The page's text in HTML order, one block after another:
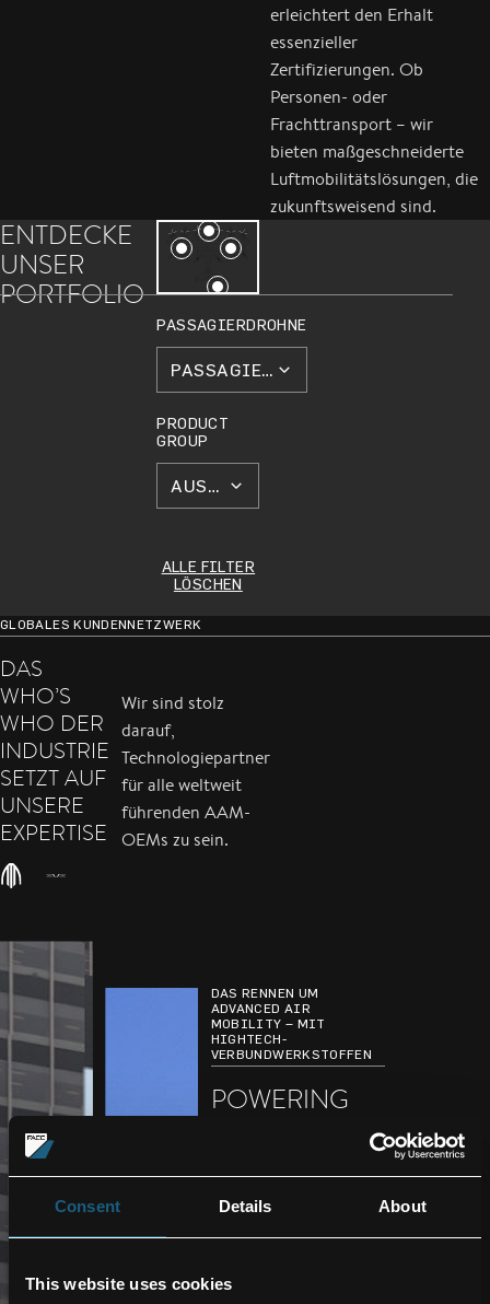
Consent Details About
This website uses cookies
erleichtert den Erhalt
essenzieller
Zertifizierungen. Ob
Personen- oder
Frachttransport – wir
bieten maßgeschneiderte
Luftmobilitätslösungen, die
zukunftsweisend sind.
ENTDECKE
UNSER
PORTFOLIO
PASSAGIERDROHNE
PASSAGIERDROHNE
PRODUCT
GROUP
ALLE FILTER
LÖSCHEN
GLOBALES KUNDENNETZWERK
DAS
WHO’S
WHO DER
INDUSTRIE
SETZT AUF
UNSERE
EXPERTISE
Wir sind stolz
darauf,
Technologiepartner
für alle weltweit
führenden AAM-
OEMs zu sein.
DAS RENNEN UM
ADVANCED AIR
MOBILITY – MIT
HIGHTECH-
VERBUNDWERKSTOFFEN
POWERING
FLIGHT
erfordert zertifizierte,